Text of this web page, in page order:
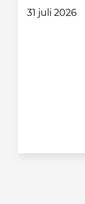
31 juli 2026